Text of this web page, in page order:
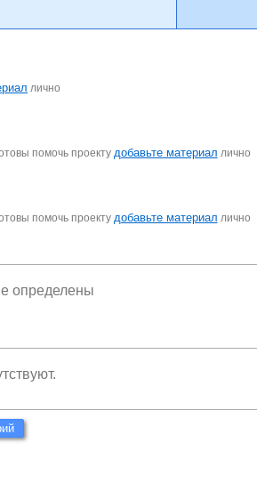
лично
помочь проекту добавьте материал лично
помочь проекту добавьте материал лично
определены